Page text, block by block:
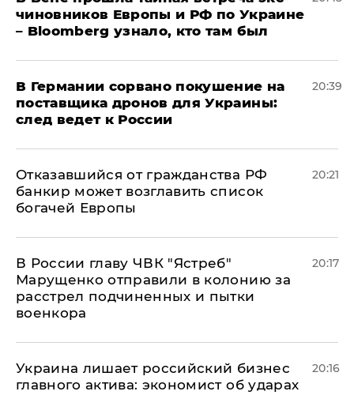
чиновников Европы и РФ по Украине
– Bloomberg узнало, кто там был
​В Германии сорвано покушение на
поставщика дронов для Украины:
след ведет к России
20:39
Отказавшийся от гражданства РФ
банкир может возглавить список
богачей Европы
20:21
В России главу ЧВК "Ястреб"
Марущенко отправили в колонию за
расстрел подчиненных и пытки
военкора
20:17
​Украина лишает российский бизнес
главного актива: экономист об ударах
20:16